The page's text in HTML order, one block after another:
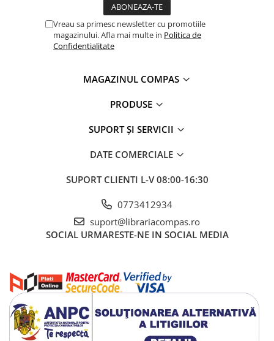
Vreau sa primesc newsletter cu promotiile
magazinului. Afla mai multe in Politica de
Confidentialitate
MAGAZINUL COMPAS
PRODUSE
SUPORT ȘI SERVICII
DATE COMERCIALE
SUPORT CLIENTI L-V 08:00-16:30
0773412934
suport@librariacompas.ro
SOCIAL URMARESTE-NE IN SOCIAL MEDIA